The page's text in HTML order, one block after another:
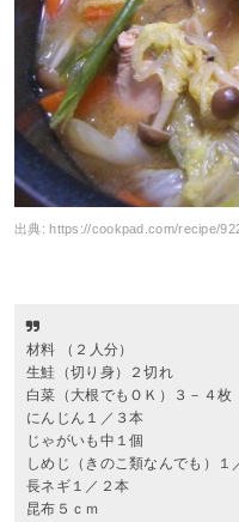
出典: https://cookpad.com/recipe/
材料 （２人分）
生鮭（切り身）２切れ
白菜（大根でもＯＫ）３－４枚
にんじん１／３本
じゃがいも中１個
しめじ（きのこ類なんでも）１
長ネギ１／２本
昆布５ｃｍ